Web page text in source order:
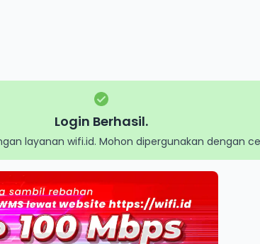
Login Berhasil.
layanan wifi.id. Mohon dipergunakan dengan